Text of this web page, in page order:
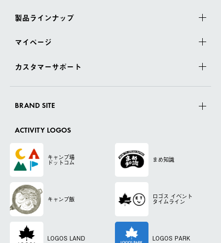
製品ラインナップ
マイページ
カスタマーサポート
BRAND SITE
ACTIVITY LOGOS
キャンプ場
ドットコム まめ知識
キャンプ飯 ロゴス イベント
タイムライン
LOGOS LAND LOGOS PARK